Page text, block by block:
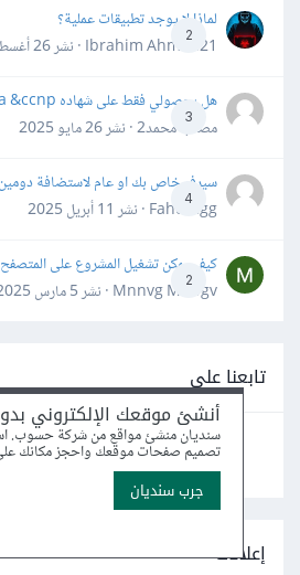
2
لماذا لا يوجد تطبيقات عملية؟
Ibrahim Ahmed21 · نشر
26 أغسطس 2025
3
هل بحصولي فقط على شهاده ccna &ccnp ساجد عمل
مصعب محمد2 · نشر
26 مايو 2025
4
سيرفر خاص بك او عام لاستضافة دومين
Fahd Ggg · نشر
11 أبريل 2025
2
كيف يمكن تشغيل المشروع على
Mnnvg Mnbgv · نشر
5 مارس 2025
تابعنا على
إعلانات